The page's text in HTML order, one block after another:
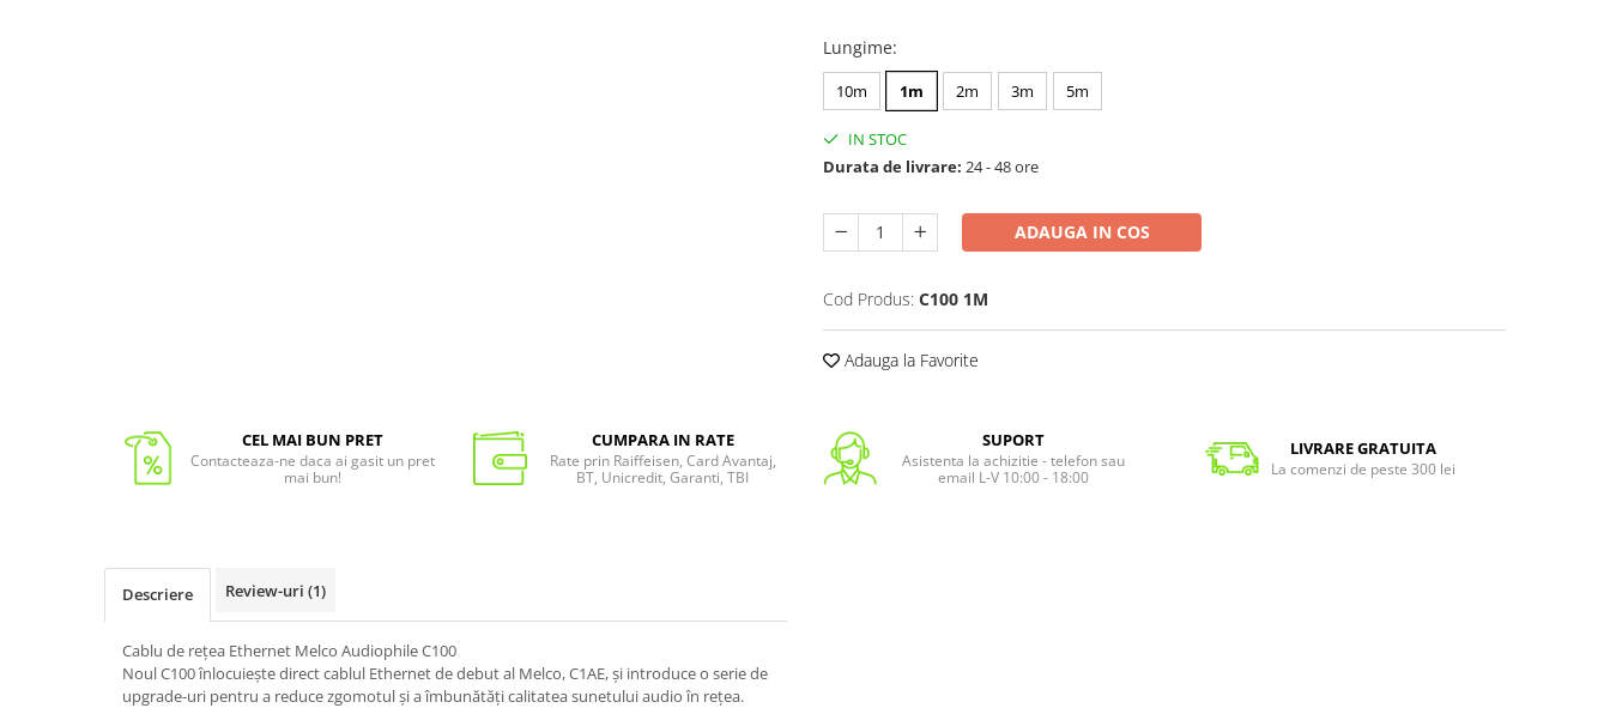
Lungime:
10m 1m 2m 3m 5m
IN STOC
Durata de livrare: 24 - 48 ore
ADAUGA IN COS
Cod Produs: C100 1M
Adauga la Favorite
CEL MAI BUN PRET
Contacteaza-ne daca ai gasit un pret
mai bun!
CUMPARA IN RATE
Rate prin Raiffeisen, Card Avantaj,
BT, Unicredit, Garanti, TBI
SUPORT
Asistenta la achizitie - telefon sau
email L-V 10:00 - 18:00
LIVRARE GRATUITA
La comenzi de peste 300 lei
Descriere Review-uri (1)
Cablu de rețea Ethernet Melco Audiophile C100
Noul C100 înlocuiește direct cablul Ethernet de debut al Melco, C1AE, și introduce o serie de
upgrade-uri pentru a reduce zgomotul și a îmbunătăți calitatea sunetului audio în rețea.